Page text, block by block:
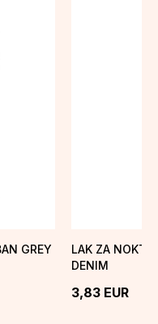
GREY
LAK ZA NOKTE
DENIM
3,83 EUR